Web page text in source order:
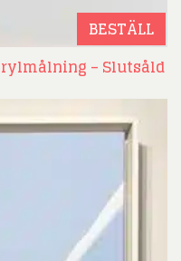
BESTÄLL
– Slutsåld